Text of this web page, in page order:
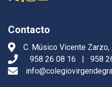
Contacto
C. Músico Vicente Zarzo,
958 26 08 16
|
958